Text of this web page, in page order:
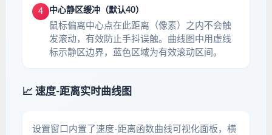
4 中心静区缓冲（默认40）
鼠标偏离中心点在此距离（像素）之内不会触
发滚动，有效防止手抖误触。曲线图中用虚线
标示静区边界，蓝色区域为有效滚动区间。
📈 速度-距离实时曲线图
设置窗口内置了速度-距离函数曲线可视化面板，横